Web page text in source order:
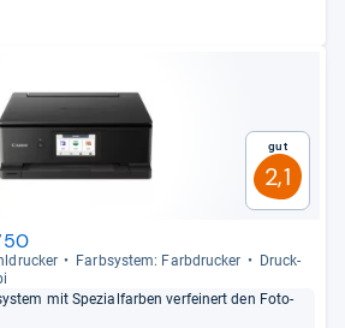
Gut
2,1
Farb­sys­tem: Farb­dru­cker
Druck­
mit Spe­zi­al­far­ben ver­fei­nert den Foto­